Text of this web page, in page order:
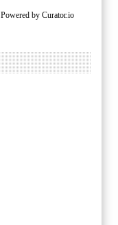
Powered by Curator.io